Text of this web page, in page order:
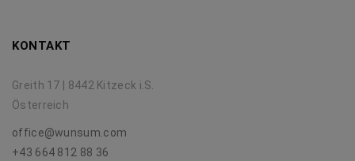
KONTAKT
Greith 17 | 8442 Kitzeck i.S.
Österreich
office@wunsum.com
+43 664 812 88 36